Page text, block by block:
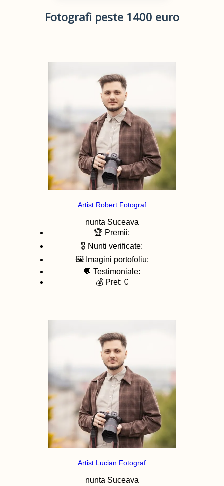
Fotografi peste 1400 euro
Artist Robert Fotograf
nunta Suceava
🏆 Premii:
🎖️ Nunti verificate:
🖼️ Imagini portofoliu:
💬 Testimoniale:
💰 Pret: €
Artist Lucian Fotograf
nunta Suceava